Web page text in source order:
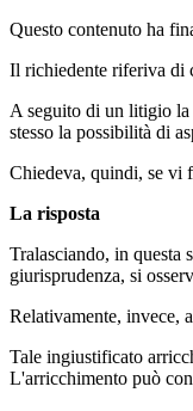
Questo contenuto ha
Il richiedente riferiva di
A seguito di un litigio la
stesso la possibilità di
Chiedeva, quindi, se vi
La risposta
Tralasciando, in questa
giurisprudenza, si
Relativamente, invece,
Tale ingiustificato
L'arricchimento può